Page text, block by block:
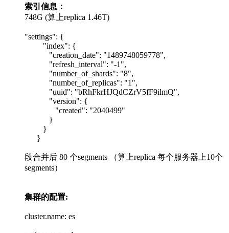
索引信息：
748G (算上replica 1.46T)
"settings": {
"index": {
"creation_date": "1489748059778",
"refresh_interval": "-1",
"number_of_shards": "8",
"number_of_replicas": "1",
"uuid": "bRhFkrHJQdCZrV5fF9ilmQ",
"version": {
"created": "2040499"
}
}
}
段合并后 80 个segments （算上replica 每个服务器上10个
segments）
集群的配置:
cluster.name: es